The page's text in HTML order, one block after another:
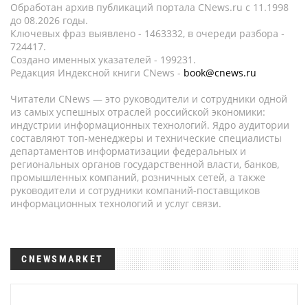
Обработан архив публикаций портала CNews.ru c 11.1998
до 08.2026 годы.
Ключевых фраз выявлено - 1463332, в очереди разбора -
724417.
Создано именных указателей - 199231.
Редакция Индексной книги CNews - book@cnews.ru
Читатели CNews — это руководители и сотрудники одной
из самых успешных отраслей российской экономики:
индустрии информационных технологий. Ядро аудитории
составляют топ-менеджеры и технические специалисты
департаментов информатизации федеральных и
региональных органов государственной власти, банков,
промышленных компаний, розничных сетей, а также
руководители и сотрудники компаний-поставщиков
информационных технологий и услуг связи.
CNEWSMARKET